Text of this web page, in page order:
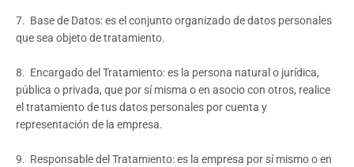
7. Base de Datos: es el conjunto organizado de datos personales
que sea objeto de tratamiento.
8. Encargado del Tratamiento: es la persona natural o jurídica,
pública o privada, que por sí misma o en asocio con otros, realice
el tratamiento de tus datos personales por cuenta y
representación de la empresa.
9. Responsable del Tratamiento: es la empresa por sí mismo o en